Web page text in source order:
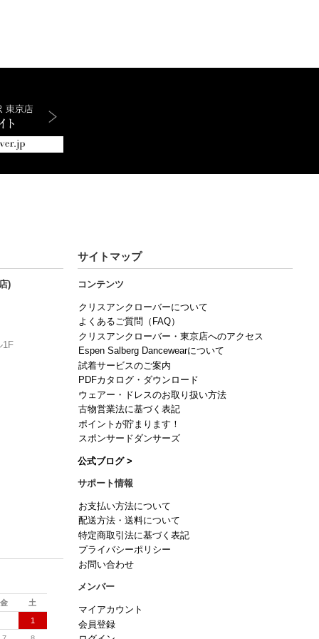
)
1F
金 土
1
サイトマップ
コンテンツ
クリスアンクローバーについて
よくあるご質問（FAQ）
クリスアンクローバー・東京店へのアクセス
Espen Salberg Dancewearについて
試着サービスのご案内
PDFカタログ・ダウンロード
ウェアー・ドレスのお取り扱い方法
古物営業法に基づく表記
ポイントが貯まります！
スポンサードダンサーズ
公式ブログ >
サポート情報
お支払い方法について
配送方法・送料について
特定商取引法に基づく表記
プライバシーポリシー
お問い合わせ
メンバー
マイアカウント
会員登録